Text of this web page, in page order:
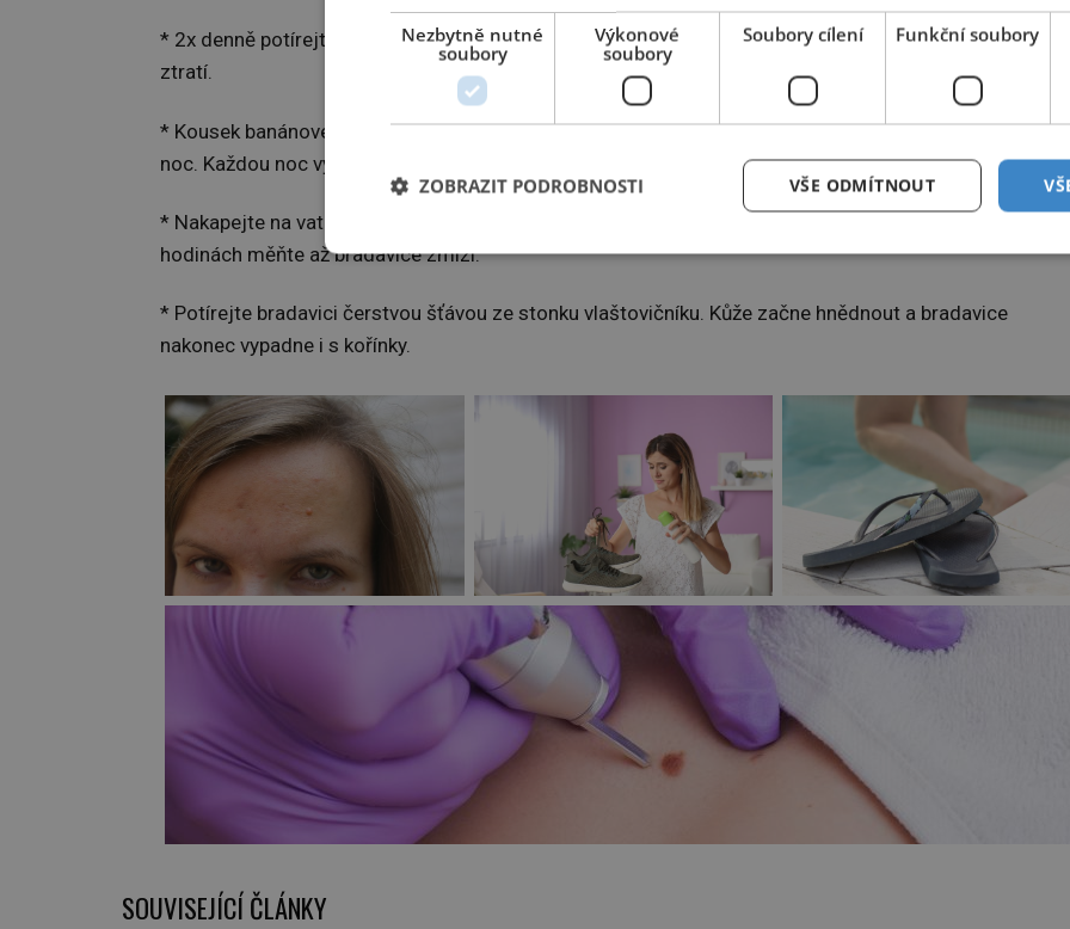
* 2x denně potírejte bradavici prstem namočeným do ricinového oleje. Bradavice se po 4–5 dnech
ztratí.
* Kousek banánové slupky přiložte na bradavici vnitřní stranou, přichyťte náplastí a nechte působit přes
noc. Každou noc vyměňte slupku za čerstvou, až bradavice zmizí.
* Nakapejte na vatový tampon tea tree olej, přiložte na bradavici a přichyťte náplastí. Tampon po 10
hodinách měňte až bradavice zmizí.
* Potírejte bradavici čerstvou šťávou ze stonku vlaštovičníku. Kůže začne hnědnout a bradavice
nakonec vypadne i s kořínky.
SOUVISEJÍCÍ ČLÁNKY
Nezbytně nutné
soubory
Výkonové
soubory
Soubory cílení Funkční soubory
VŠE ODMÍTNOUT
ZOBRAZIT PODROBNOSTI